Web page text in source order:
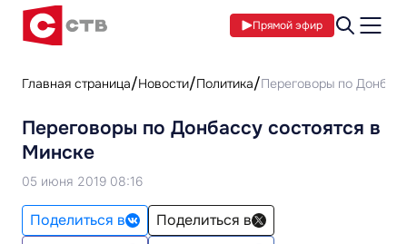
Прямой эфир
Главная страница Новости Политика Переговоры по
Переговоры по Донбассу состоятся в
Минске
05 июня 2019 08:16
Поделиться в
Поделиться в